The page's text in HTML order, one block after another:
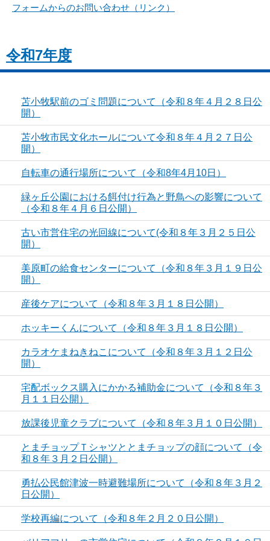
フォームからのお問い合わせ（リンク）
令和7年度
苫小牧駅前のゴミ問題について（令和８年４月２８日公
開）
苫小牧市民文化ホールについて令和８年４月２７日公
開）
自転車の通行場所について（令和8年4月10日）
緑ヶ丘公園における餌付け行為と野鳥への影響について
（令和８年４月６日公開）
古い市営住宅の光回線について(令和８年３月２５日公
開）
美原町の給食センターについて（令和８年３月１９日公
開）
産後ケアについて（令和８年３月１８日公開）
ホッキーくんについて（令和８年３月１８日公開）
カラオケまねきねこについて（令和８年３月１２日公
開）
宅配ボックス購入にかかる補助金について（令和８年３
月１１日公開）
放課後児童クラブについて（令和８年３月１０日公開）
とまチョップＴシャツととまチョップの顔について（令
和８年３月２日公開）
勇払公民館津波一時避難場所について（令和８年３月２
日公開）
学校再編について（令和８年２月２０日公開）